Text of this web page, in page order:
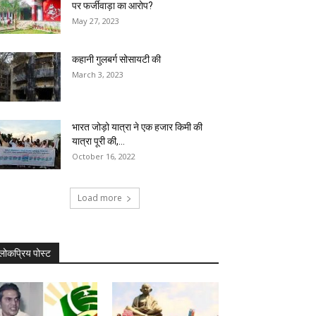
पर फर्जीवाड़ा का आरोप?
May 27, 2023
कहानी गुलबर्ग सोसायटी की
March 3, 2023
भारत जोड़ो यात्रा ने एक हजार किमी की
यात्रा पूरी की,...
October 16, 2022
Load more
पोस्ट